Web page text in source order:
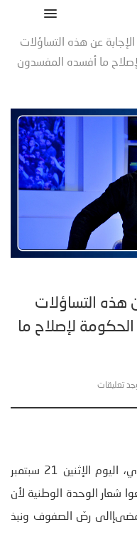
عن هذه التساؤلات
ما أفسده المفسدون
هذه التساؤلات
لإصلاح ما
تعليقات
أكّد رئيس حزب قلب تونس نبيل القروي، اليوم الإثنين 21 سبتمبر
شعار الوحدة الوطنية لأن
رصّ الصفوف ونبذ